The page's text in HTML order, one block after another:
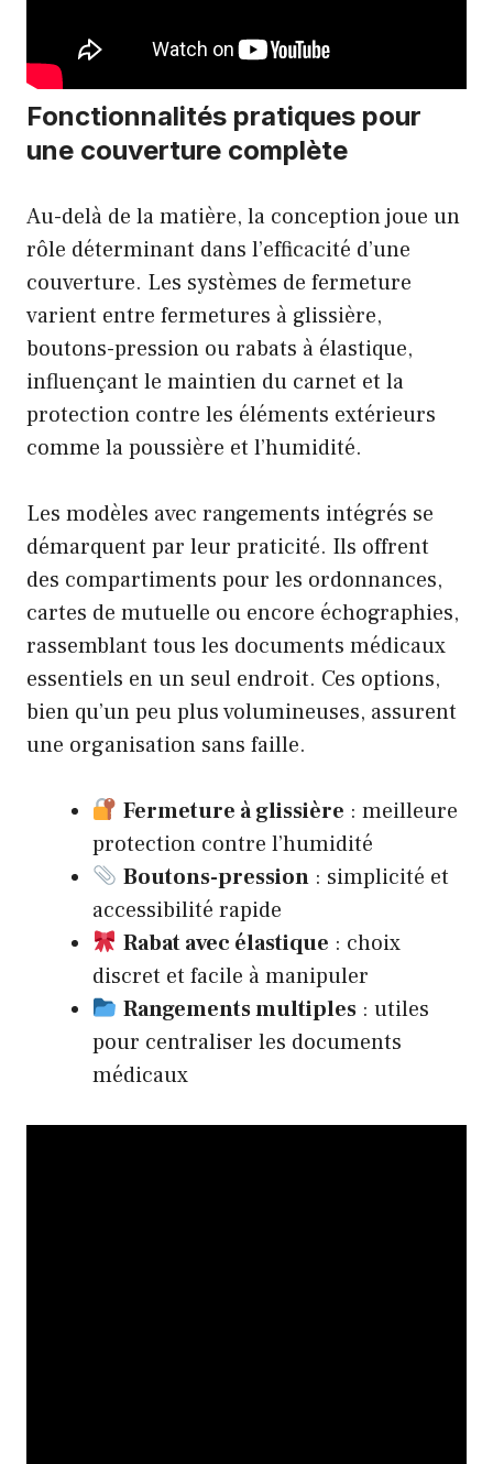
Fonctionnalités pratiques pour
une couverture complète
Au-delà de la matière, la conception joue un
rôle déterminant dans l’efficacité d’une
couverture. Les systèmes de fermeture
varient entre fermetures à glissière,
boutons-pression ou rabats à élastique,
influençant le maintien du carnet et la
protection contre les éléments extérieurs
comme la poussière et l’humidité.
Les modèles avec rangements intégrés se
démarquent par leur praticité. Ils offrent
des compartiments pour les ordonnances,
cartes de mutuelle ou encore échographies,
rassemblant tous les documents médicaux
essentiels en un seul endroit. Ces options,
bien qu’un peu plus volumineuses, assurent
une organisation sans faille.
Fermeture à glissière : meilleure
protection contre l’humidité
Boutons-pression: simplicité et
accessibilité rapide
Rabat avec élastique : choix
discret et facile à manipuler
Rangements multiples: utiles
pour centraliser les documents
médicaux